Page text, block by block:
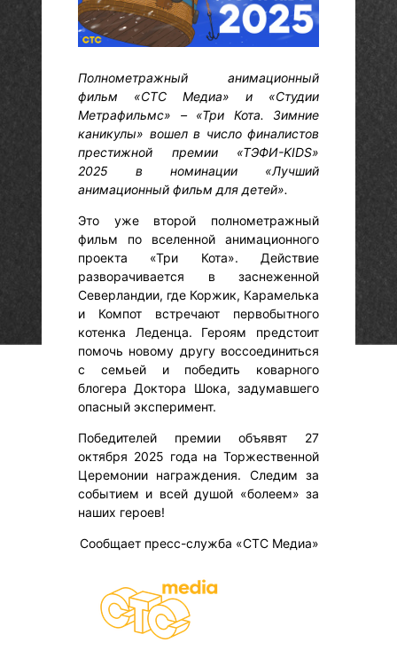
Полнометражный анимационный
фильм «СТС Медиа» и «Студии
Метрафильмс» – «Три Кота. Зимние
каникулы» вошел в число финалистов
престижной премии «ТЭФИ-KIDS»
2025 в номинации «Лучший
анимационный фильм для детей».
Это уже второй полнометражный
фильм по вселенной анимационного
проекта «Три Кота». Действие
разворачивается в заснеженной
Северландии, где Коржик, Карамелька
и Компот встречают первобытного
котенка Леденца. Героям предстоит
помочь новому другу воссоединиться
с семьей и победить коварного
блогера Доктора Шока, задумавшего
опасный эксперимент.
Победителей премии объявят 27
октября 2025 года на Торжественной
Церемонии награждения. Следим за
событием и всей душой «болеем» за
наших героев!
Сообщает пресс-служба «СТС Медиа»